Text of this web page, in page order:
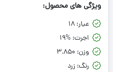
ویژگی های محصول:
عیار:18
اجرت: 19%
وزن: 3.850
رنگ: زرد